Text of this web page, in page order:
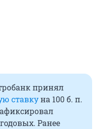
принял
ставкуна 100 б. п.
Ранее